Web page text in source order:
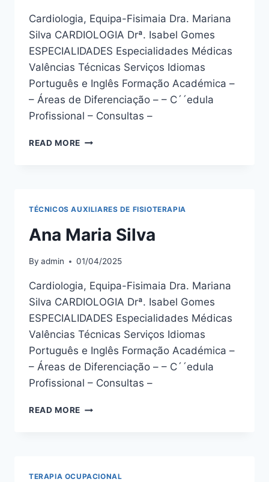
Cardiologia, Equipa-Fisimaia Dra. Mariana
Silva CARDIOLOGIA Drª. Isabel Gomes
ESPECIALIDADES Especialidades Médicas
Valências Técnicas Serviços Idiomas
Português e Inglês Formação Académica –
– Áreas de Diferenciação – – C´´edula
Profissional – Consultas –
READ MORE ANABELA
TÉCNICOS AUXILIARES DE FISIOTERAPIA
Ana Maria Silva
By admin 01/04/2025
Cardiologia, Equipa-Fisimaia Dra. Mariana
Silva CARDIOLOGIA Drª. Isabel Gomes
ESPECIALIDADES Especialidades Médicas
Valências Técnicas Serviços Idiomas
Português e Inglês Formação Académica –
– Áreas de Diferenciação – – C´´edula
Profissional – Consultas –
READ MORE ANA
TERAPIA OCUPACIONAL